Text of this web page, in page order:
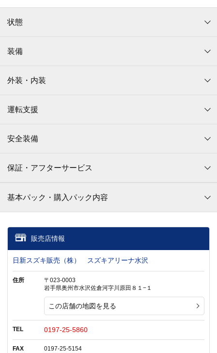
状態
装備
外装・内装
運転支援
安全装備
保証・アフターサービス
基本パック・購入パック内容
販売店情報
日新スズキ販売（株） スズキアリーナ水沢
住所
〒023-0003
岩手県奥州市水沢佐倉河字川原田８１−１
この店舗の地図を見る
TEL 0197-25-5860
FAX 0197-25-5154